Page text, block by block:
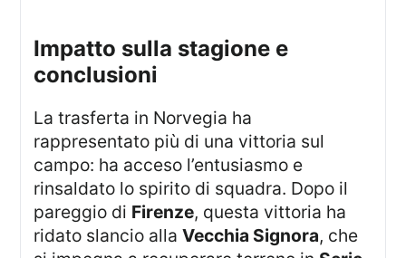
impatto sulla stagione e
conclusioni
La trasferta in Norvegia ha
rappresentato più di una vittoria sul
campo: ha acceso l’entusiasmo e
rinsaldato lo spirito di squadra. Dopo il
pareggio di Firenze, questa vittoria ha
ridato slancio allaVecchia Signora, che